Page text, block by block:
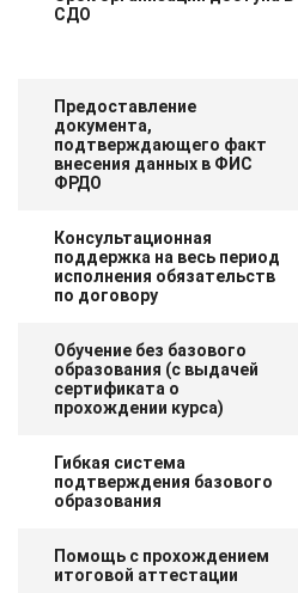
СДО
Предоставление
документа,
подтверждающего факт
внесения данных в ФИС
ФРДО
Консультационная
поддержка на весь период
исполнения обязательств
по договору
Обучение без базового
образования (с выдачей
сертификата о
прохождении курса)
Гибкая система
подтверждения базового
образования
Помощь с прохождением
итоговой аттестации